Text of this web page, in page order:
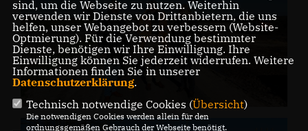
sind, um die Webseite zu nutzen. Weiterhin
verwenden wir Dienste von Drittanbietern, die uns
helfen, unser Webangebot zu verbessern (Website-
Optmierung). Für die Verwendung bestimmter
Dienste, benötigen wir Ihre Einwilligung. Ihre
Einwilligung können Sie jederzeit widerrufen. Weitere
Informationen finden Sie in unserer
Datenschutzerklärung.
Technisch notwendige Cookies (Übersicht)
Die notwendigen Cookies werden allein für den
ordnungsgemäßen Gebrauch der Webseite benötigt.